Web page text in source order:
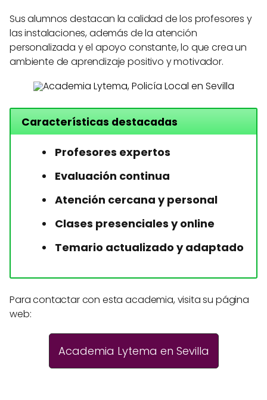
Sus alumnos destacan la calidad de los profesores y
las instalaciones, además de la atención
personalizada y el apoyo constante, lo que crea un
ambiente de aprendizaje positivo y motivador.
Características destacadas
Profesores expertos
Evaluación continua
Atención cercana y personal
Clases presenciales y online
Temario actualizado y adaptado
Para contactar con esta academia, visita su página
web:
Academia Lytema en Sevilla